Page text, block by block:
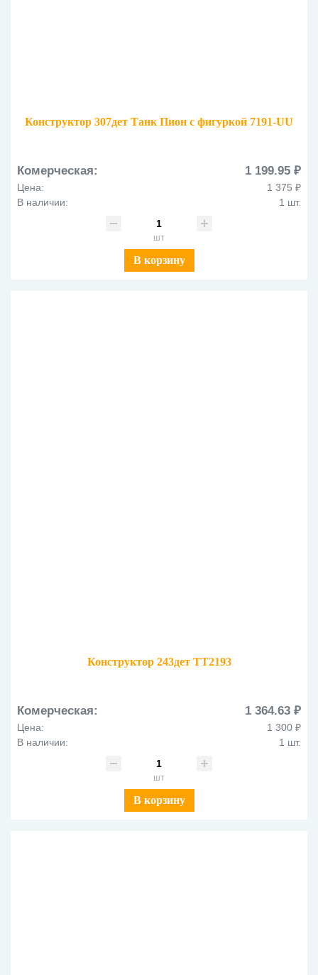
Конструктор 307дет Танк Пион с фигуркой 7191-UU
Комерческая: 1 199.95 ₽
Цена:
1 375 ₽
В наличии:
1 шт.
шт
В корзину
Конструктор 243дет TT2193
Комерческая: 1 364.63 ₽
Цена:
1 300 ₽
В наличии:
1 шт.
шт
В корзину